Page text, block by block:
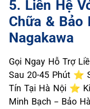
5. Liên Hệ
Chữa & Bảo
Nagakawa
Gọi Ngay Hỗ Trợ
Sau 20-45 Phút ⭐
Tín Tại Hà Nội ⭐
Minh Bạch – Bảo